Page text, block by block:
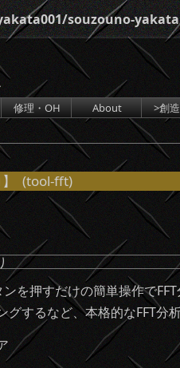
souzouno-
修理・OH About >創
】 (tool-fft)
を押すだけの簡単操作で
するなど、本格的なFFT分